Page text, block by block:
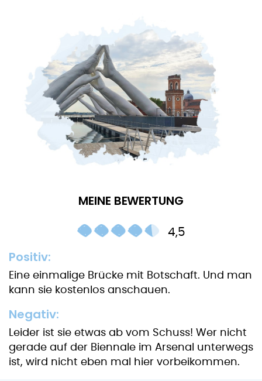
MEINE BEWERTUNG
4,5
Positiv:
Eine einmalige Brücke mit Botschaft. Und man
kann sie kostenlos anschauen.
Negativ:
Leider ist sie etwas ab vom Schuss! Wer nicht
gerade auf der Biennale im Arsenal unterwegs
ist, wird nicht eben mal hier vorbeikommen.